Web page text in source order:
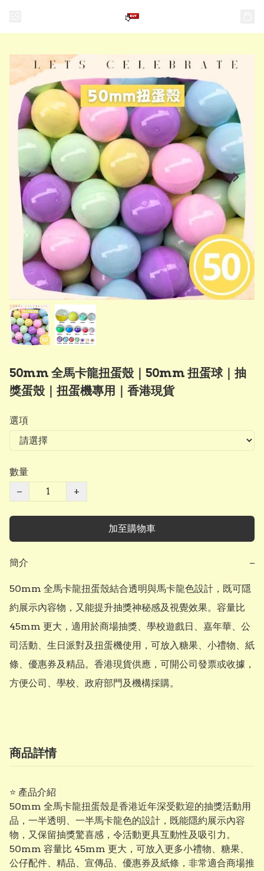
50mm 全馬卡龍扭蛋殼｜50mm 扭蛋球｜抽
獎蛋殼｜扭蛋機專用｜香港現貨
選項
數量
−
+
加至購物車
簡介 −
50mm 全馬卡龍扭蛋殼結合透明與馬卡龍色設計，既可隱
約展示內容物，又能提升抽獎神秘感及視覺效果。容量比
45mm 更大，適用於商場抽獎、學校遊戲日、嘉年華、公
司活動、生日派對及扭蛋機使用，可放入糖果、小禮物、紙
條、優惠券及精品。香港現貨供應，可開公司發票或收據，
方便公司、學校、政府部門及機構採購。
商品詳情
⭐ 產品介紹
50mm 全馬卡龍扭蛋殼是香港近年深受歡迎的抽獎活動用
品，一半透明、一半馬卡龍色的設計，既能隱約展示內容
物，又保留抽獎驚喜感，令活動更具互動性及吸引力。
50mm 容量比 45mm 更大，可放入更多小禮物、糖果、
公仔配件、精品、宣傳品、優惠券及紙條，非常適合商場推